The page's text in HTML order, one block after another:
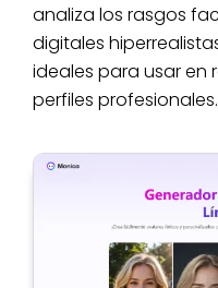
analiza los rasgos
digitales
ideales para usar en
perfiles profesionales.